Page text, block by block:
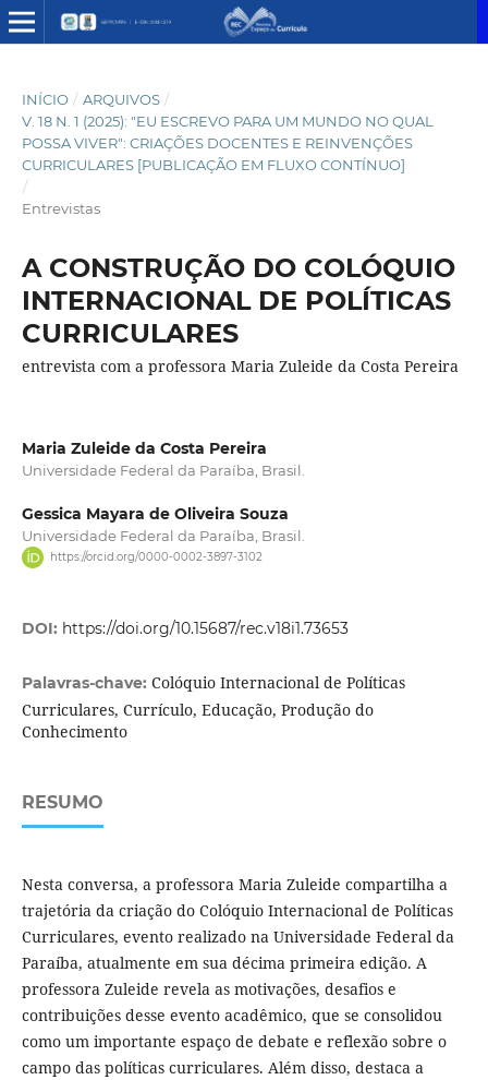
INÍCIO / ARQUIVOS /
V. 18 N. 1 (2025): "EU ESCREVO PARA UM MUNDO NO QUAL
POSSA VIVER": CRIAÇÕES DOCENTES E REINVENÇÕES
CURRICULARES [PUBLICAÇÃO EM FLUXO CONTÍNUO]
/
Entrevistas
A CONSTRUÇÃO DO COLÓQUIO
INTERNACIONAL DE POLÍTICAS
CURRICULARES
entrevista com a professora Maria Zuleide da Costa Pereira
Maria Zuleide da Costa Pereira
Universidade Federal da Paraíba, Brasil.
Gessica Mayara de Oliveira Souza
Universidade Federal da Paraíba, Brasil.
https://orcid.org/0000-0002-3897-3102
DOI: https://doi.org/10.15687/rec.v18i1.73653
Palavras-chave: Colóquio Internacional de Políticas
Curriculares, Currículo, Educação, Produção do
Conhecimento
RESUMO
Nesta conversa, a professora Maria Zuleide compartilha a
trajetória da criação do Colóquio Internacional de Políticas
Curriculares, evento realizado na Universidade Federal da
Paraíba, atualmente em sua décima primeira edição. A
professora Zuleide revela as motivações, desafios e
contribuições desse evento acadêmico, que se consolidou
como um importante espaço de debate e reflexão sobre o
campo das políticas curriculares. Além disso, destaca a